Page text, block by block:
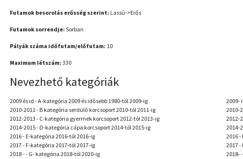
Futamok besorolás erősség szerint: Lassú->Erős
Futamok sorrendje: Sorban
Pályák száma időfutam/előfutam: 10
Maximum létszám: 330
Nevezhető kategóriák
2009 és id - A-kategória 2009 és idősebb 1980-tól 2009-ig
2010-2011 - B kategória serdülő korcsoport 2010-tól 2011-ig
2012-2013 - C-kategória gyermek korcsoport 2012-tól 2013-ig
2014-2015 - D-kategória cápa korcsoport 2014-tól 2015-ig
2016 - E-kategória 2016-tól 2016-ig
2017 - F-kategória 2017-tól 2017-ig
2018 - - G- kategória 2018-tól 2020-ig
2009-
2010-
2012-
2014-
2016 -
2017
2018-